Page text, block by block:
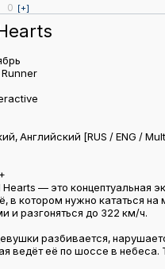
0 [+]
Английский [RUS / ENG /
Hearts — это концептуальная
в котором нужно кататься
и разгоняться до 322 км/ч.
разбивается,
ведёт её по шоссе в